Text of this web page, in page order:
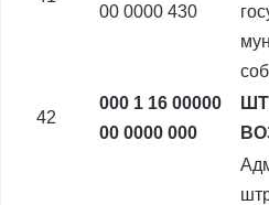
00 0000 430
42
000 1 16 00000
00 0000 000